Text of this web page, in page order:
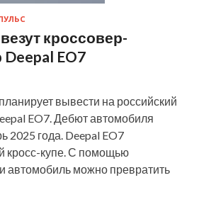
кроссовер-
EO7
вывести на российский
EO7. Дебют автомобиля
2025 года. Deepal EO7
кросс-купе. С помощью
автомобиль можно превратить